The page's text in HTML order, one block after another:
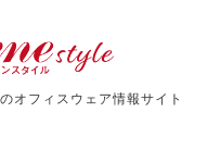
オフィスウェア情報サイト